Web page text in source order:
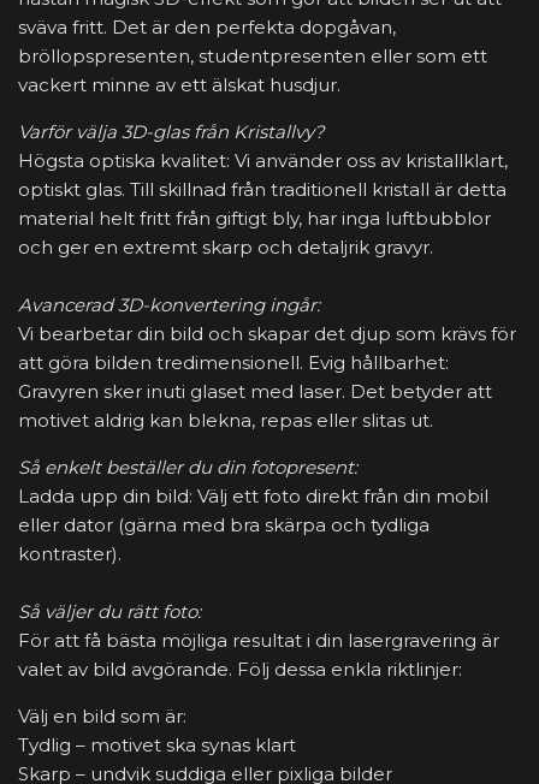
sväva fritt. Det är den perfekta dopgåvan,
bröllopspresenten, studentpresenten eller som ett
vackert minne av ett älskat husdjur.
Varför välja 3D-glas från Kristallvy?
Högsta optiska kvalitet: Vi använder oss av kristallklart,
optiskt glas. Till skillnad från traditionell kristall är detta
material helt fritt från giftigt bly, har inga luftbubblor
och ger en extremt skarp och detaljrik gravyr.
Avancerad 3D-konvertering ingår:
Vi bearbetar din bild och skapar det djup som krävs för
att göra bilden tredimensionell. Evig hållbarhet:
Gravyren sker inuti glaset med laser. Det betyder att
motivet aldrig kan blekna, repas eller slitas ut.
Så enkelt beställer du din fotopresent:
Ladda upp din bild: Välj ett foto direkt från din mobil
eller dator (gärna med bra skärpa och tydliga
kontraster).
Så väljer du rätt foto:
För att få bästa möjliga resultat i din lasergravering är
valet av bild avgörande. Följ dessa enkla riktlinjer:
Välj en bild som är:
Tydlig – motivet ska synas klart
Skarp – undvik suddiga eller pixliga bilder